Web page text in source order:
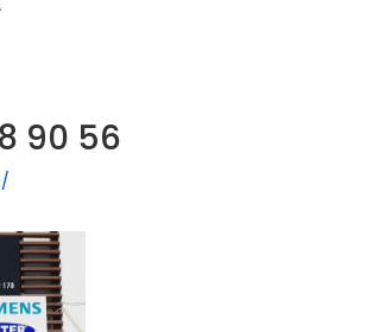
90 56